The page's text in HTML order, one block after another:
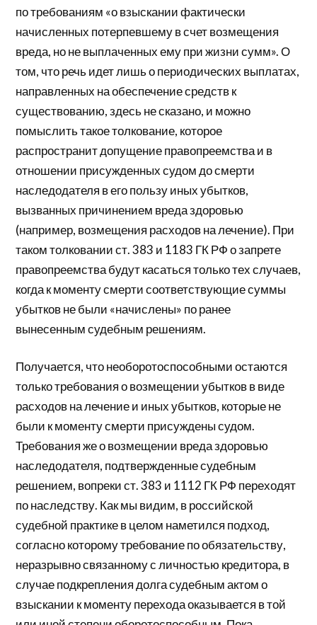
по требованиям «о взыскании фактически
начисленных потерпевшему в счет возмещения
вреда, но не выплаченных ему при жизни сумм». О
том, что речь идет лишь о периодических выплатах,
направленных на обеспечение средств к
существованию, здесь не сказано, и можно
помыслить такое толкование, которое
распространит допущение правопреемства и в
отношении присужденных судом до смерти
наследодателя в его пользу иных убытков,
вызванных причинением вреда здоровью
(например, возмещения расходов на лечение). При
таком толковании ст. 383 и 1183 ГК РФ о запрете
правопреемства будут касаться только тех случаев,
когда к моменту смерти соответствующие суммы
убытков не были «начислены» по ранее
вынесенным судебным решениям.
Получается, что необоротоспособными остаются
только требования о возмещении убытков в виде
расходов на лечение и иных убытков, которые не
были к моменту смерти присуждены судом.
Требования же о возмещении вреда здоровью
наследодателя, подтвержденные судебным
решением, вопреки ст. 383 и 1112 ГК РФ переходят
по наследству. Как мы видим, в российской
судебной практике в целом наметился подход,
согласно которому требование по обязательству,
неразрывно связанному с личностью кредитора, в
случае подкрепления долга судебным актом о
взыскании к моменту перехода оказывается в той